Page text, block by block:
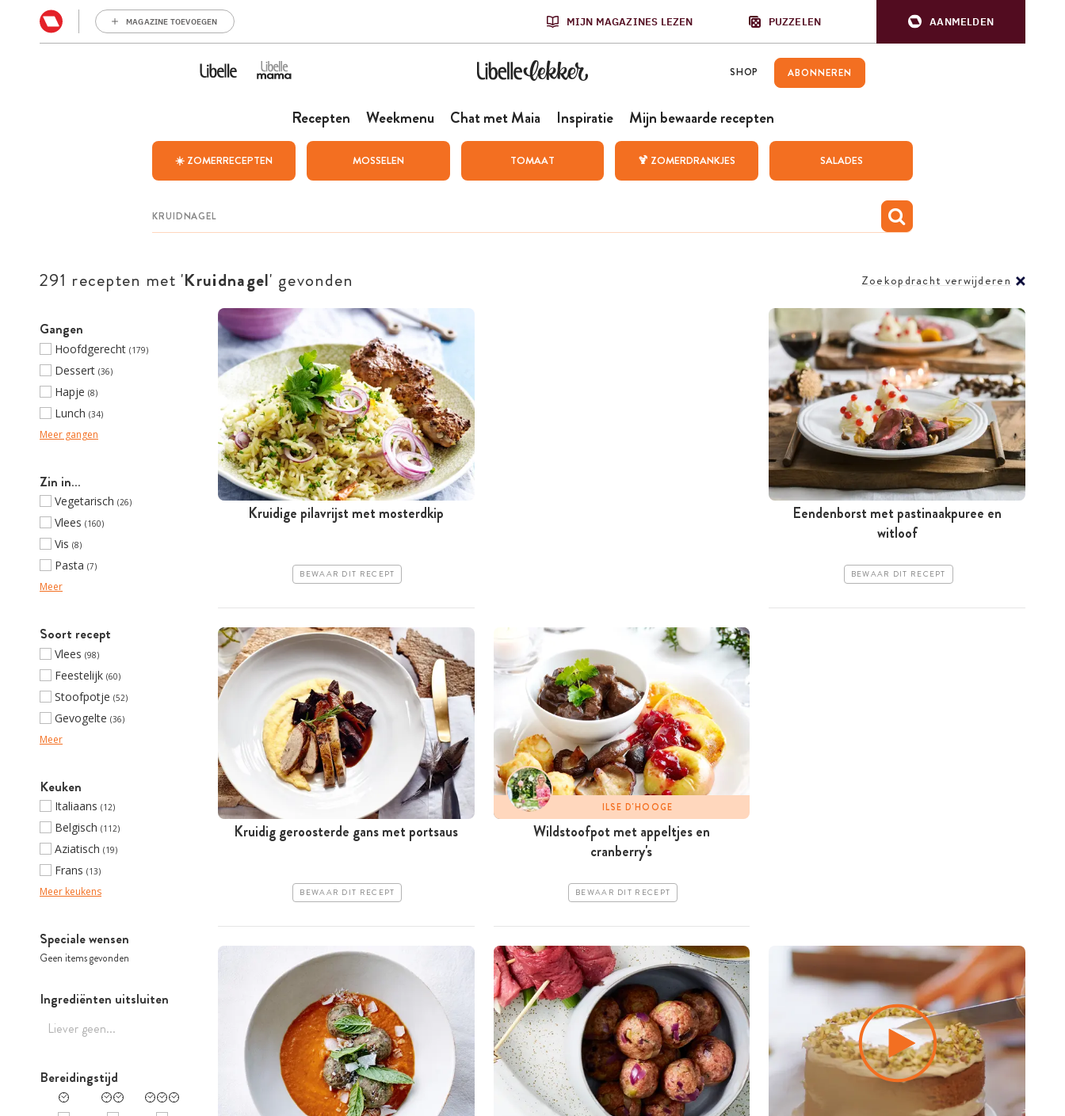
MAGAZINE TOEVOEGEN MIJN MAGAZINES LEZEN PUZZELEN AANMELDEN
SHOP ABONNEREN
Recepten Weekmenu Chat met Maia Inspiratie Mijn bewaarde recepten
☀️ ZOMERRECEPTEN MOSSELEN TOMAAT 🍹 ZOMERDRANKJES SALADES
291 recepten met 'Kruidnagel' gevonden Zoekopdracht verwijderen
Gangen
Hoofdgerecht (179)
Dessert (36)
Hapje (8)
Lunch (34)
Meer gangen
Zin in…
Vegetarisch (26)
Vlees (160)
Vis (8)
Pasta (7)
Meer
Soort recept
Vlees (98)
Feestelijk (60)
Stoofpotje (52)
Gevogelte (36)
Meer
Keuken
Italiaans (12)
Belgisch (112)
Aziatisch (19)
Frans (13)
Meer keukens
Speciale wensen
Geen items gevonden
Ingrediënten uitsluiten
Bereidingstijd
Kruidige pilavrijst met mosterdkip
BEWAAR DIT RECEPT
Eendenborst met pastinaakpuree en
witloof
BEWAAR DIT RECEPT
Kruidig geroosterde gans met portsaus
BEWAAR DIT RECEPT
ILSE D'HOOGE
Wildstoofpot met appeltjes en
cranberry's
BEWAAR DIT RECEPT